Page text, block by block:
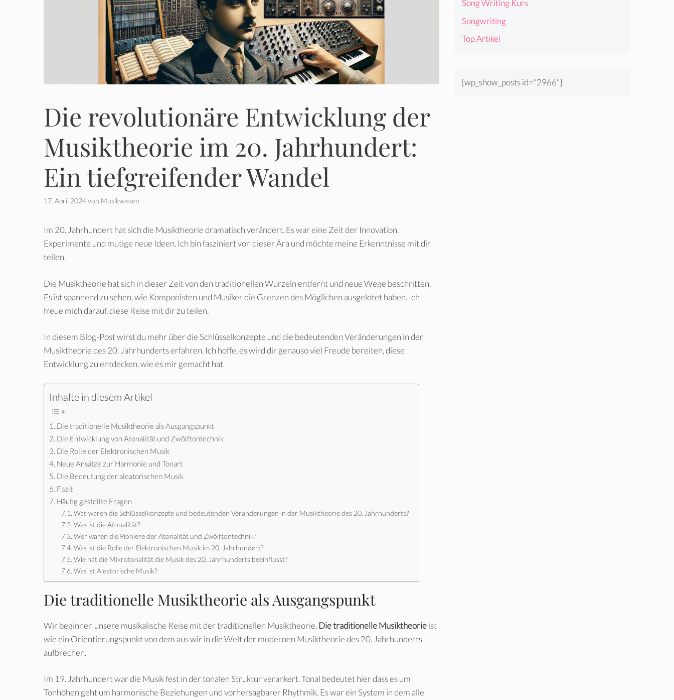
Die revolutionäre Entwicklung der
Musiktheorie im 20. Jahrhundert:
Ein tiefgreifender Wandel
17. April 2024von Musikwissen
Im 20. Jahrhundert hat sich die Musiktheorie dramatisch verändert. Es war eine Zeit der Innovation,
Experimente und mutige neue Ideen. Ich bin fasziniert von dieser Ära und möchte meine Erkenntnisse mit dir
teilen.
Die Musiktheorie hat sich in dieser Zeit von den traditionellen Wurzeln entfernt und neue Wege beschritten.
Es ist spannend zu sehen, wie Komponisten und Musiker die Grenzen des Möglichen ausgelotet haben. Ich
freue mich darauf, diese Reise mit dir zu teilen.
In diesem Blog-Post wirst du mehr über die Schlüsselkonzepte und die bedeutenden Veränderungen in der
Musiktheorie des 20. Jahrhunderts erfahren. Ich hoffe, es wird dir genauso viel Freude bereiten, diese
Entwicklung zu entdecken, wie es mir gemacht hat.
Inhalte in diesem Artikel
Die traditionelle Musiktheorie als Ausgangspunkt
Die Entwicklung von Atonalität und Zwölftontechnik
Die Rolle der Elektronischen Musik
Neue Ansätze zur Harmonie und Tonart
Die Bedeutung der aleatorischen Musik
Fazit
Häufig gestellte Fragen
Was waren die Schlüsselkonzepte und bedeutenden Veränderungen in der Musiktheorie des 20. Jahrhunderts?
Was ist die Atonalität?
Wer waren die Pioniere der Atonalität und Zwölftontechnik?
Was ist die Rolle der Elektronischen Musik im 20. Jahrhundert?
Wie hat die Mikrotonalität die Musik des 20. Jahrhunderts beeinflusst?
Was ist Aleatorische Musik?
Die traditionelle Musiktheorie als Ausgangspunkt
Wir beginnen unsere musikalische Reise mit der traditionellen Musiktheorie. Die traditionelle Musiktheorieist
wie ein Orientierungspunkt von dem aus wir in die Welt der modernen Musiktheorie des 20. Jahrhunderts
aufbrechen.
Im 19. Jahrhundert war die Musik fest in der tonalen Struktur verankert. Tonal bedeutet hier dass es um
Tonhöhen geht um harmonische Beziehungen und vorhersagbarer Rhythmik. Es war ein System in dem alle
Song Writing Kurs
Songwriting
Top Artikel
[wp_show_posts id="2966"]